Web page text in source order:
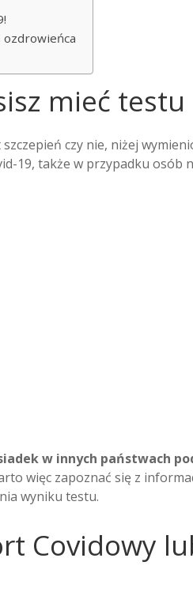
mieć testu
czy nie, niżej
19, także w przypadku osób
w innych państwach
więc zapoznać się z
wyniku testu.
Covidowy